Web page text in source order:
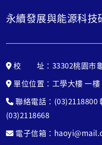
永續發展與能源科技
校 址：33302桃園市龜
單位位置：工學大樓 一樓
聯絡電話：(03)2118800
(03)2118668
電子信箱：